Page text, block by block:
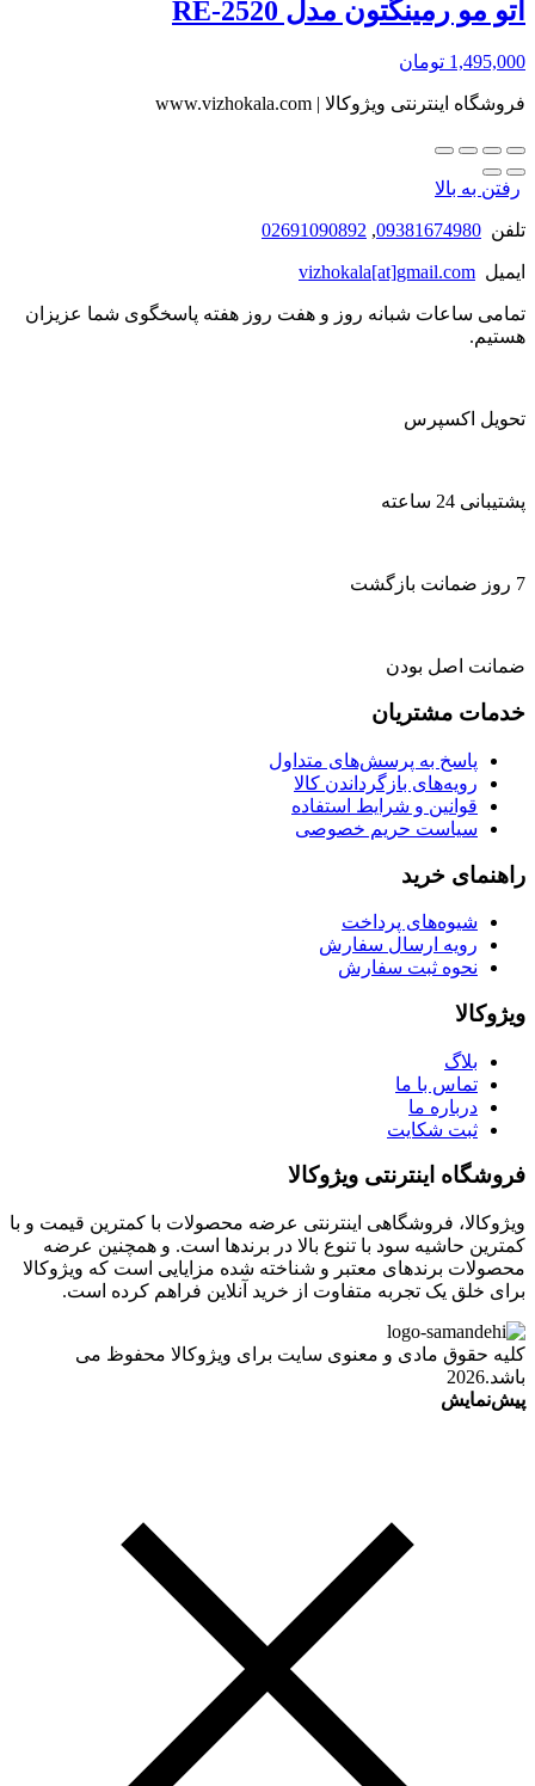
اتو مو رمینگتون مدل RE-2520
1,495,000 تومان
فروشگاه اینترنتی ویژوکالا | www.vizhokala.com
رفتن به بالا
تلفن 09381674980
,
02691090892
ایمیل vizhokala[at]gmail.com
تمامی ساعات شبانه روز و هفت روز هفته پاسخگوی شما عزیزان
هستیم.
تحویل اکسپرس
پشتیبانی 24 ساعته
7 روز ضمانت بازگشت
ضمانت اصل بودن
خدمات مشتریان
پاسخ به پرسش‌های متداول
رویه‌های بازگرداندن کالا
قوانین و شرایط استفاده
سیاست حریم خصوصی
راهنمای خرید
شیوه‌های پرداخت
رویه ارسال سفارش
نحوه ثبت سفارش
ویژوکالا
بلاگ
تماس با ما
درباره ما
ثبت شکایت
فروشگاه اینترنتی ویژوکالا
ویژوکالا، فروشگاهی اینترنتی عرضه محصولات با کمترین قیمت و با
کمترین حاشیه سود با تنوع بالا در برندها است. و همچنین عرضه
محصولات برندهای معتبر و شناخته شده مزایایی است که ویژوکالا
برای خلق یک تجربه متفاوت از خرید آنلاین فراهم کرده است.
کلیه حقوق مادی و معنوی سایت برای ویژوکالا محفوظ می
باشد.2026
پیش‌نمایش